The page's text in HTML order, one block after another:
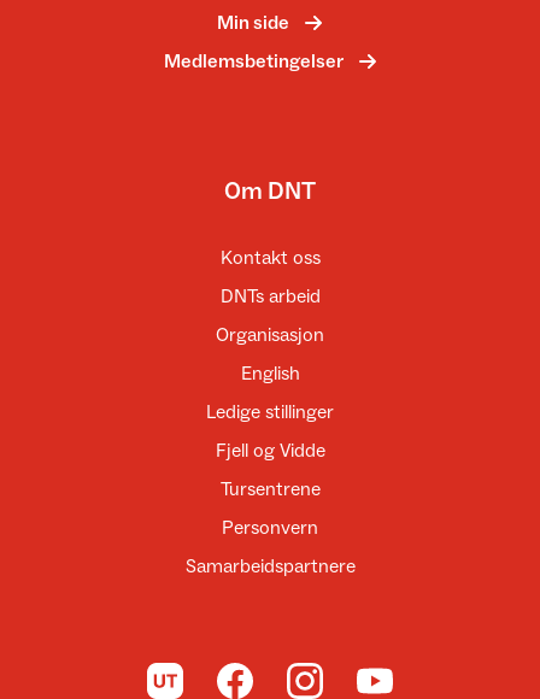
Min side
Medlemsbetingelser
Om DNT
Kontakt oss
DNTs arbeid
Organisasjon
English
Ledige stillinger
Fjell og Vidde
Tursentrene
Personvern
Samarbeidspartnere
Til UT.no Til DNT på Facebook
Til DNT på Instagram
Til DNT på YouTube